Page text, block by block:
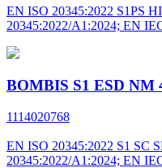
EN ISO 20345:2022 S1PS
20345:2022/A1:2024; EN
BOMBIS S1 ESD NM
1114020768
EN ISO 20345:2022 S1 SC
20345:2022/A1:2024; EN